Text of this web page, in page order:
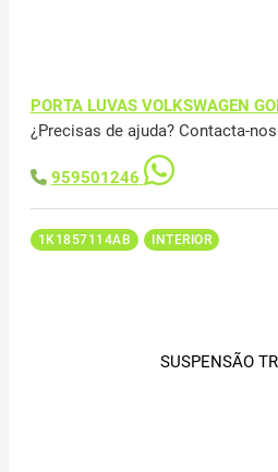
PORTA LUVAS VOLKSWAGEN
¿Precisas de ajuda? Contacta-
959501246
1K1857114AB INTERIOR
SUSPENSÃO